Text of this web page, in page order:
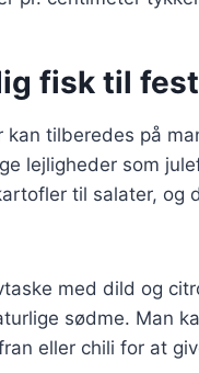
fisk til
tilberedes på
lejligheder som
til salater, og
med dild og
sødme. Man
eller chili for at